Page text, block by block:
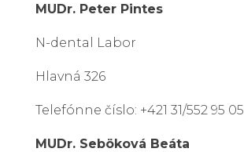
MUDr. Peter Pintes
N-dental Labor
Hlavná 326
Telefónne číslo: +421 31/552 95 05
MUDr. Seböková Beáta